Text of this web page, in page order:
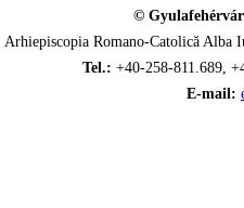
©
Arhiepiscopia Romano-Catolică
Tel.: +40-258-811.689,
E-mail: